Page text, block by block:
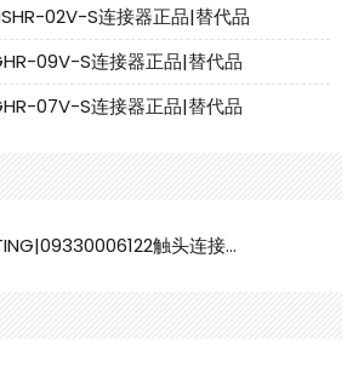
02V-S连接器正品|替代品
09V-S连接器正品|替代品
07V-S连接器正品|替代品
触头连接器-兼容HARTING|09330006122触头连接器替代品说明